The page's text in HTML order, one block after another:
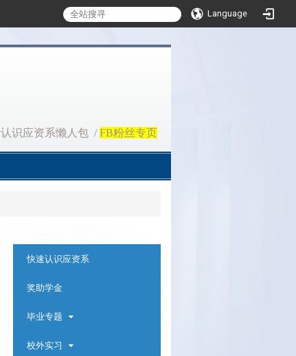
Language
认识应资系懒人包 /FB粉丝专页
快速认识应资系
奖助学金
毕业专题
校外实习